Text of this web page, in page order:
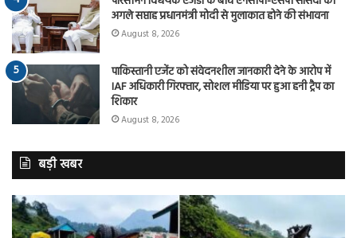
अगले सप्ताह प्रधानमंत्री मोदी से मुलाकात होने की संभावना
August 8, 2026
पाकिस्तानी एजेंट को संवेदनशील जानकारी देने के आरोप में
IAF अधिकारी गिरफ्तार, सोशल मीडिया पर हुआ हनी ट्रैप का
शिकार
August 8, 2026
बड़ी खबर